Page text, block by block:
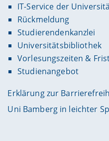
IT-Service der
Rückmeldung
Studierendenkanzlei
Universitätsbibliothek
Vorlesungszeiten &
Studienangebot
Erklärung zur
Uni Bamberg in leichter